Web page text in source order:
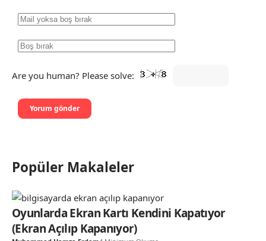
Are you human? Please solve:
Popüler Makaleler
Oyunlarda Ekran Kartı Kendini Kapatıyor
(Ekran Açılıp Kapanıyor)